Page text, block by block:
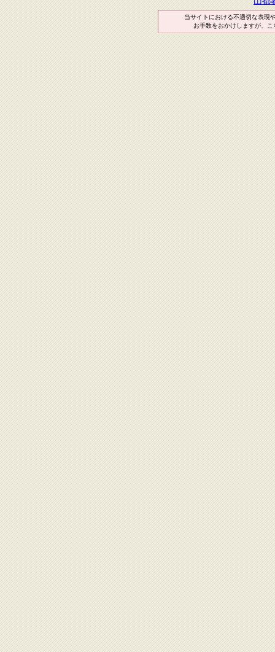
当サイトにおける不適切な表現
お手数をおかけしますが、こ